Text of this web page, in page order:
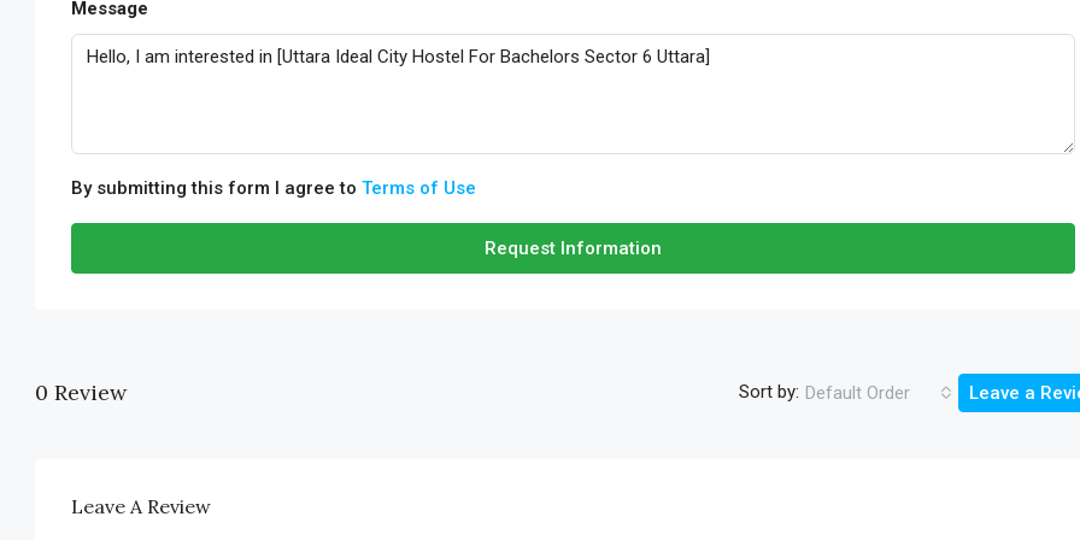
Message
By submitting this form I agree to Terms of Use
Request Information
0 Review Sort by: Default Order Leave a
Leave A Review